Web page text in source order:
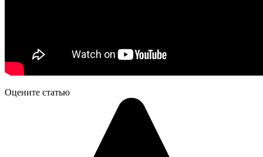
Оцените статью